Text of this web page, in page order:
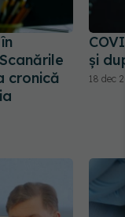
cronică
și
18 dec